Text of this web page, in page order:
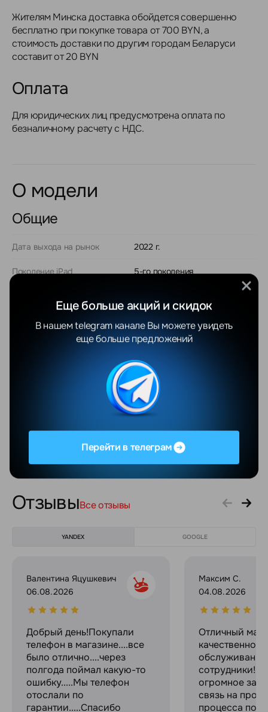
Жителям Минска доставка обойдется совершенно
бесплатно при покупке товара от 700 BYN, а
стоимость доставки по другим городам Беларуси
составит от 20 BYN
Оплата
Для юридических лиц предусмотрена оплата по
безналичному расчету с НДС.
О модели
Общие
Дата выхода на рынок 2022 г.
Поколение iPad 5-го поколения
Операционная система
Версия операционной
iOS 16
10.9"
2360x1640
Матрица экрана IPS
ОтзывыВсе отзывы
YANDEX GOOGLE
Валентина Яцушкевич
06.08.2026
Добрый день!Покупали
телефон в магазине....все
было отлично....через
полгода поймал какую-то
ошибку.....Мы телефон
отослали по
гарантии.....Спасибо
Максим С.
04.08.2026
Отличный
качественное
сотрудники!
огромное за
связь на
процесса
Перейти в телеграм
Еще больше акций и скидок
В нашем telegram канале Вы можете увидеть
еще больше предложений